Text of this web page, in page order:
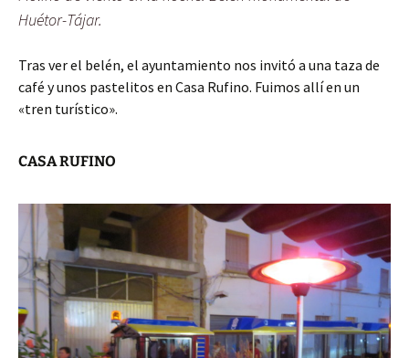
Huétor-Tájar.
Tras ver el belén, el ayuntamiento nos invitó a una taza de
café y unos pastelitos en Casa Rufino. Fuimos allí en un
«tren turístico».
CASA RUFINO